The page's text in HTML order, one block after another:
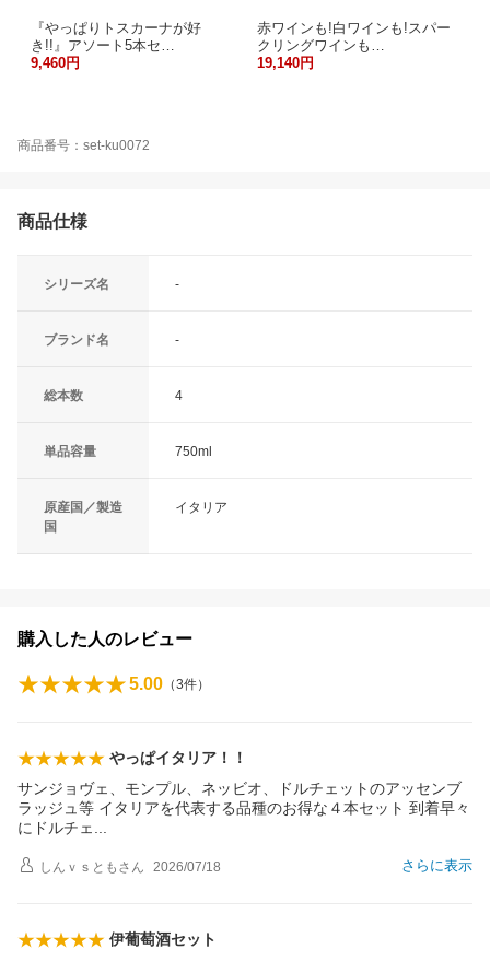
『やっぱりトスカーナが好
き!!』アソート5本セ…
9,460円
赤ワインも!白ワインも!スパー
クリングワインも…
19,140円
商品番号：set-ku0072
商品仕様
シリーズ名 -
ブランド名 -
総本数 4
単品容量 750ml
原産国／製造
国
イタリア
購入した人のレビュー
5.00 （3件）
やっぱイタリア！！
サンジョヴェ、モンプル、ネッビオ、ドルチェットのアッセンブ
ラッジュ等 イタリアを代表する品種のお得な４本セット 到着早々
にドルチェ
さらに表示
しんｖｓとも さん 2026/07/18
伊葡萄酒セット